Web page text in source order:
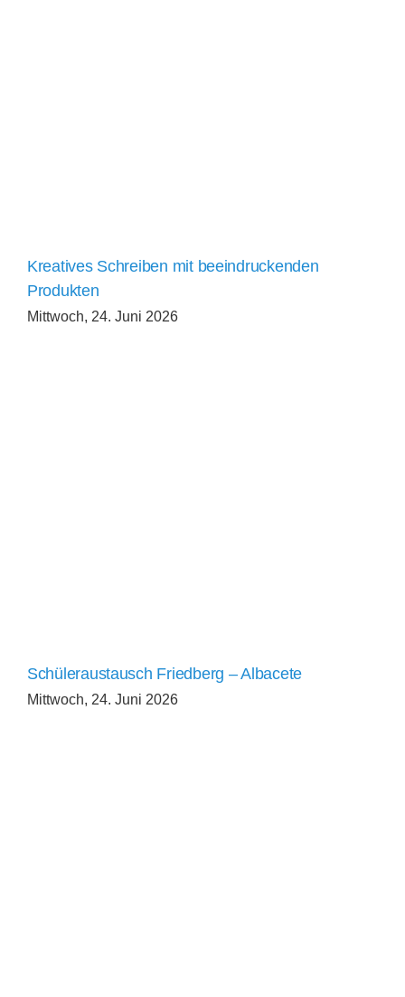
Kreatives Schreiben mit beeindruckenden
Produkten
Mittwoch, 24. Juni 2026
Schüleraustausch Friedberg – Albacete
Mittwoch, 24. Juni 2026